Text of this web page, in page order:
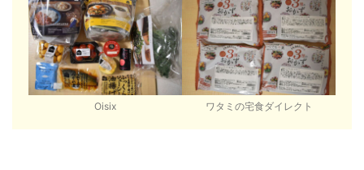
Oisix ワタミの宅食ダイレクト